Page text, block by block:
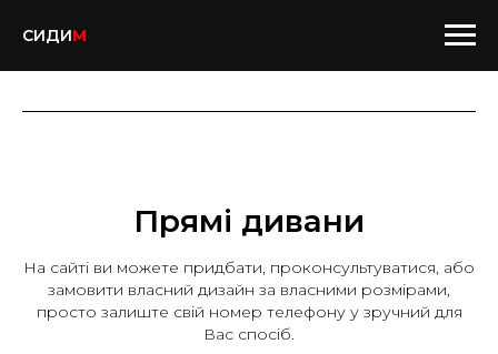
СИДИМ
Прямі дивани
На сайті ви можете придбати, проконсультуватися, або
замовити власний дизайн за власними розмірами,
просто залиште свій номер телефону у зручний для
Вас спосіб.